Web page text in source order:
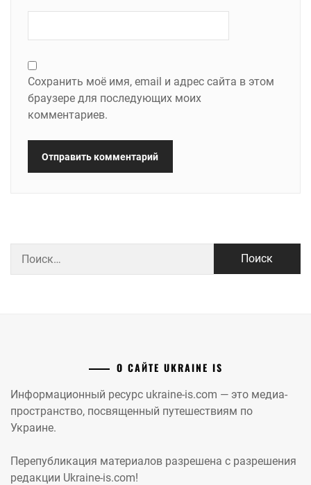
Сохранить моё имя, email и адрес сайта в этом
браузере для последующих моих
комментариев.
О САЙТЕ UKRAINE IS
Информационный ресурс ukraine-is.com — это медиа-
пространство, посвященный путешествиям по
Украине.
Перепубликация материалов разрешена с разрешения
редакции Ukraine-is.com!